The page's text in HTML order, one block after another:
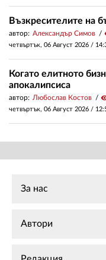
Възкресителите на
автор: Александър Симов
четвъртък, 06 Август 2026 /
Когато елитното
апокалипсиса
автор: Любослав Костов
четвъртък, 06 Август 2026 /
За нас
Автори